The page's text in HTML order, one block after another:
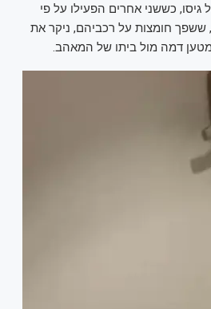
גיסו, כששני אחרים הפעילו על פי
ששפך חומצות על רכביהם, ניקר את
מטען דמה מול ביתו של המאהב.